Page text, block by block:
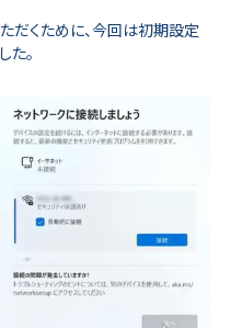
だくために、今回は初期設定
た。